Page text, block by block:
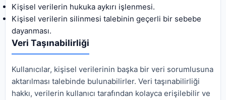
Kişisel verilerin hukuka aykırı işlenmesi.
Kişisel verilerin silinmesi talebinin geçerli bir sebebe
dayanması.
Veri Taşınabilirliği
Kullanıcılar, kişisel verilerinin başka bir veri sorumlusuna
aktarılması talebinde bulunabilirler. Veri taşınabilirliği
hakkı, verilerin kullanıcı tarafından kolayca erişilebilir ve